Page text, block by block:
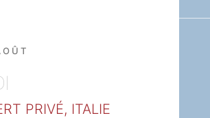
PRIVÉ, ITALIE